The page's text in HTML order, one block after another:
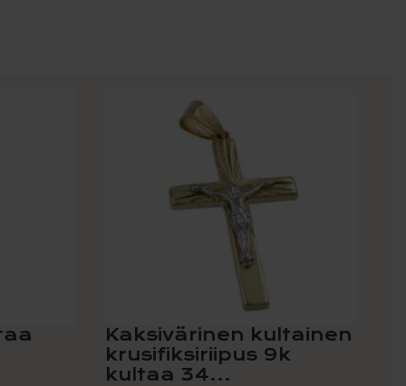
Kaksivärinen kultainen
krusifiksiriipus 9k
kultaa 34...